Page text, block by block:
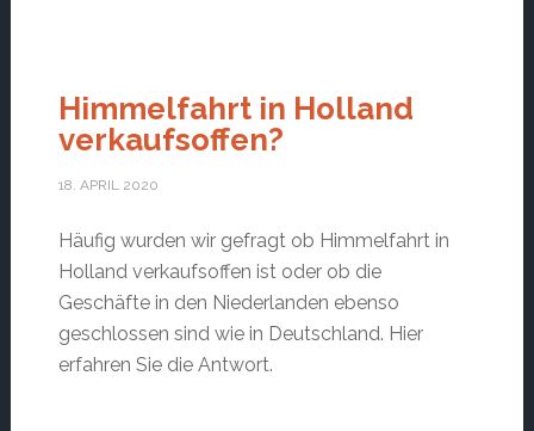
Himmelfahrt in Holland
verkaufsoffen?
18. APRIL 2020
Häufig wurden wir gefragt ob Himmelfahrt in
Holland verkaufsoffen ist oder ob die
Geschäfte in den Niederlanden ebenso
geschlossen sind wie in Deutschland. Hier
erfahren Sie die Antwort.